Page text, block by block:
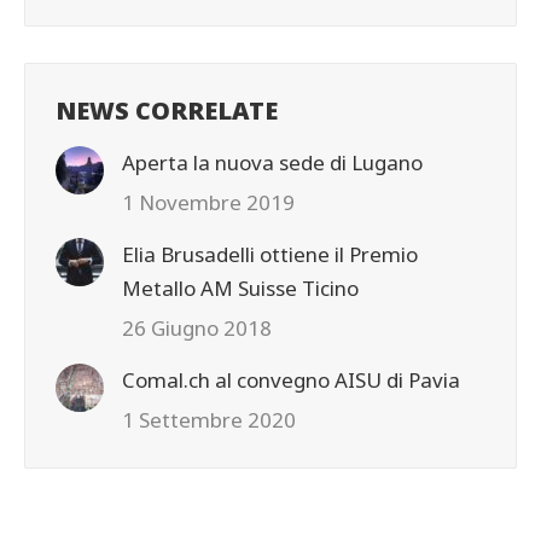
NEWS CORRELATE
Aperta la nuova sede di Lugano
1 Novembre 2019
Elia Brusadelli ottiene il Premio
Metallo AM Suisse Ticino
26 Giugno 2018
Comal.ch al convegno AISU di Pavia
1 Settembre 2020